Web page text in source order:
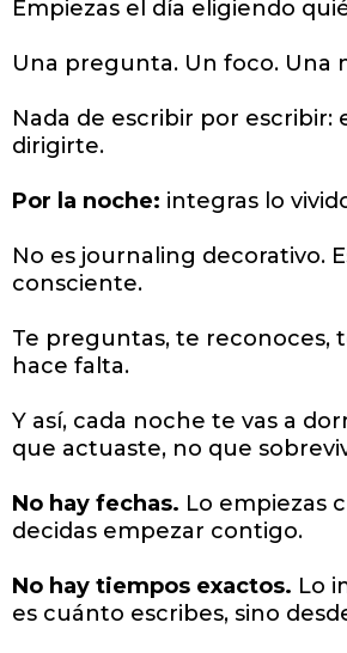
Empiezas el día eligiendo
Una pregunta. Un foco. Una
Nada de escribir por escribir:
dirigirte.
Por la noche: integras lo
No es journaling decorativo.
consciente.
Te preguntas, te reconoces,
hace falta.
Y así, cada noche te vas a
que actuaste, no que
No hay fechas. Lo empiezas
decidas empezar contigo.
No hay tiempos exactos. Lo
es cuánto escribes, sino